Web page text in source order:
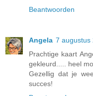
Beantwoorden
Angela 7 augustus
Prachtige kaart
gekleurd..... heel
Gezellig dat je
succes!